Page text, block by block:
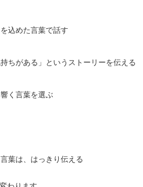
込めた言葉で話す
ちがある」というストーリーを伝える
く言葉を選ぶ
葉は、はっきり伝える